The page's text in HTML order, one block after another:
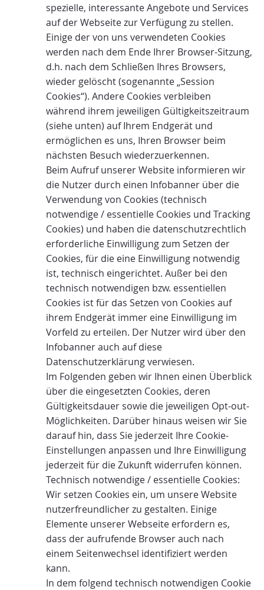
spezielle, interessante Angebote und Services
auf der Webseite zur Verfügung zu stellen.
Einige der von uns verwendeten Cookies
werden nach dem Ende Ihrer Browser-Sitzung,
d.h. nach dem Schließen Ihres Browsers,
wieder gelöscht (sogenannte „Session
Cookies“). Andere Cookies verbleiben
während ihrem jeweiligen Gültigkeitszeitraum
(siehe unten) auf Ihrem Endgerät und
ermöglichen es uns, Ihren Browser beim
nächsten Besuch wiederzuerkennen.
Beim Aufruf unserer Website informieren wir
die Nutzer durch einen Infobanner über die
Verwendung von Cookies (technisch
notwendige / essentielle Cookies und Tracking
Cookies) und haben die datenschutzrechtlich
erforderliche Einwilligung zum Setzen der
Cookies, für die eine Einwilligung notwendig
ist, technisch eingerichtet. Außer bei den
technisch notwendigen bzw. essentiellen
Cookies ist für das Setzen von Cookies auf
ihrem Endgerät immer eine Einwilligung im
Vorfeld zu erteilen. Der Nutzer wird über den
Infobanner auch auf diese
Datenschutzerklärung verwiesen.
Im Folgenden geben wir Ihnen einen Überblick
über die eingesetzten Cookies, deren
Gültigkeitsdauer sowie die jeweiligen Opt-out-
Möglichkeiten. Darüber hinaus weisen wir Sie
darauf hin, dass Sie jederzeit Ihre Cookie-
Einstellungen anpassen und Ihre Einwilligung
jederzeit für die Zukunft widerrufen können.
Technisch notwendige / essentielle Cookies:
Wir setzen Cookies ein, um unsere Website
nutzerfreundlicher zu gestalten. Einige
Elemente unserer Webseite erfordern es,
dass der aufrufende Browser auch nach
einem Seitenwechsel identifiziert werden
kann.
In dem folgend technisch notwendigen Cookie